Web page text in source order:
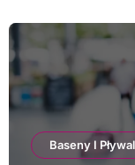
Baseny I